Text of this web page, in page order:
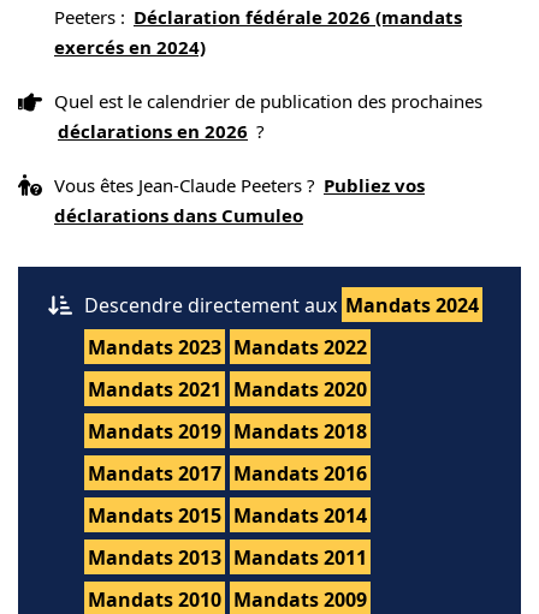
Peeters : Déclaration fédérale 2026 (mandats
exercés en 2024)
Quel est le calendrier de publication des prochaines
déclarations en 2026 ?
Vous êtes Jean-Claude Peeters ? Publiez vos
déclarations dans Cumuleo
Descendre directement aux Mandats 2024
Mandats 2023 Mandats 2022
Mandats 2021 Mandats 2020
Mandats 2019 Mandats 2018
Mandats 2017 Mandats 2016
Mandats 2015 Mandats 2014
Mandats 2013 Mandats 2011
Mandats 2010 Mandats 2009